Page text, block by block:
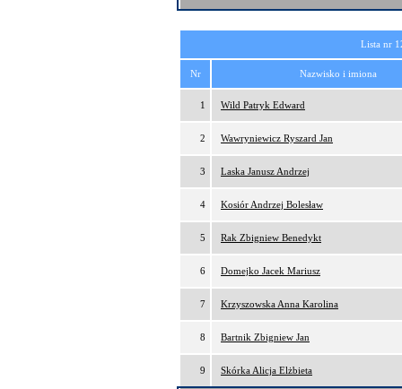
Lista nr
Nr Nazwisko i imiona
1 Wild Patryk Edward
2 Wawryniewicz Ryszard Jan
3 Laska Janusz Andrzej
4 Kosiór Andrzej Bolesław
5 Rak Zbigniew Benedykt
6 Domejko Jacek Mariusz
7 Krzyszowska Anna Karolina
8 Bartnik Zbigniew Jan
9 Skórka Alicja Elżbieta